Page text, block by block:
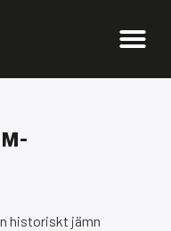
historiskt jämn